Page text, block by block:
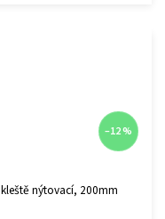
–12 %
kleště nýtovací, 200mm